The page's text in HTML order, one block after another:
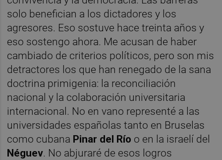
solo benefician a los dictadores y los
agresores. Eso sostuve hace treinta años y
eso sostengo ahora. Me acusan de haber
cambiado de criterios políticos, pero son mis
detractores los que han renegado de la sana
doctrina primigenia: la reconciliación
nacional y la colaboración universitaria
internacional. No en vano representé a las
universidades españolas tanto en Bruselas
como cubana Pinar del Río o en la israelí del
Néguev. No abjuraré de esos logros